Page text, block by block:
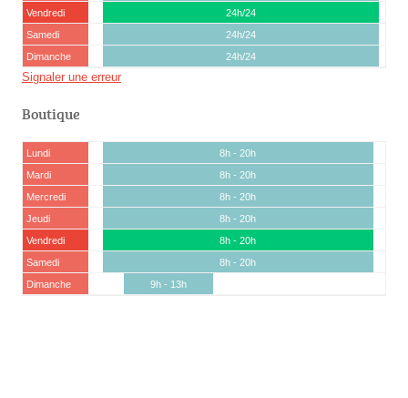
Vendredi
24h/24
Samedi
24h/24
Dimanche
24h/24
Signaler une erreur
Boutique
Lundi
8h - 20h
Mardi
8h - 20h
Mercredi
8h - 20h
Jeudi
8h - 20h
Vendredi
8h - 20h
Samedi
8h - 20h
Dimanche
9h - 13h